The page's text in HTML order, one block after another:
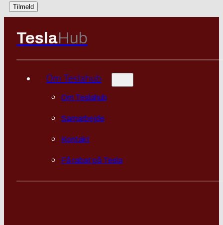
TeslaHub
Om Teslahub
Om Teslahub
Samarbejde
Kontakt
Få rabat på Tesla